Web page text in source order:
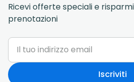
Ricevi offerte speciali e
prenotazioni
Iscriviti